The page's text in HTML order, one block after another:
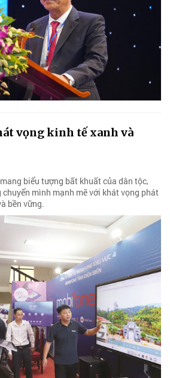
vọng kinh tế xanh và
biểu tượng bất khuất của dân tộc,
mình mạnh mẽ với khát vọng phát
bền vững.